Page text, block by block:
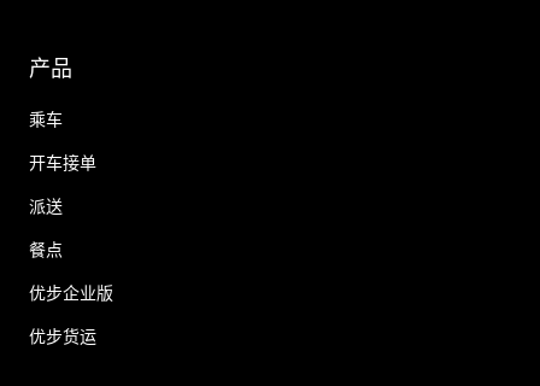
产品
乘车
开车接单
派送
餐点
优步企业版
优步货运